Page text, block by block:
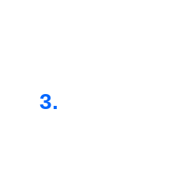
3.